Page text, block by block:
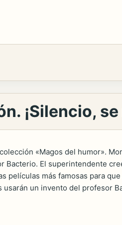
¡Silencio,
«Magos del humor».
Bacterio. El superintendente
películas más famosas para
usarán un invento del profesor